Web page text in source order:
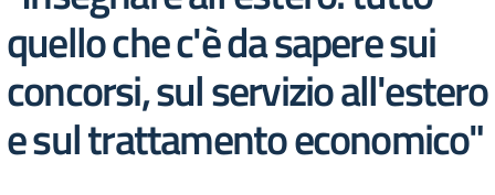
quello che c'è da sapere sui
concorsi, sul servizio all'estero
e sul trattamento economico"